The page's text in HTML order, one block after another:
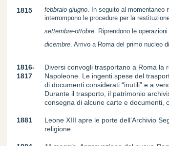
1815 febbraio-giugno. In seguito al momentaneo
interrompono le procedure per la
settembre-ottobre. Riprendono le
dicembre. Arrivo a Roma del primo nucleo
1816-
1817
Diversi convogli trasportano a Roma la
Napoleone. Le ingenti spese del
di documenti considerati “inutili” e a
Durante il trasporto, il patrimonio
consegna di alcune carte e documenti,
1881
Leone XIII apre le porte dell’Archivio
religione.